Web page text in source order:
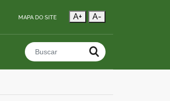
MAPA DO SITE A+ A-
Buscar no portal